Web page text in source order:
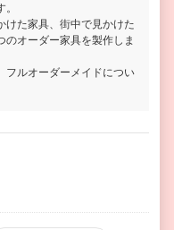
けた家具、街中で見かけた
オーダー家具を製作しま
フルオーダーメイドについ